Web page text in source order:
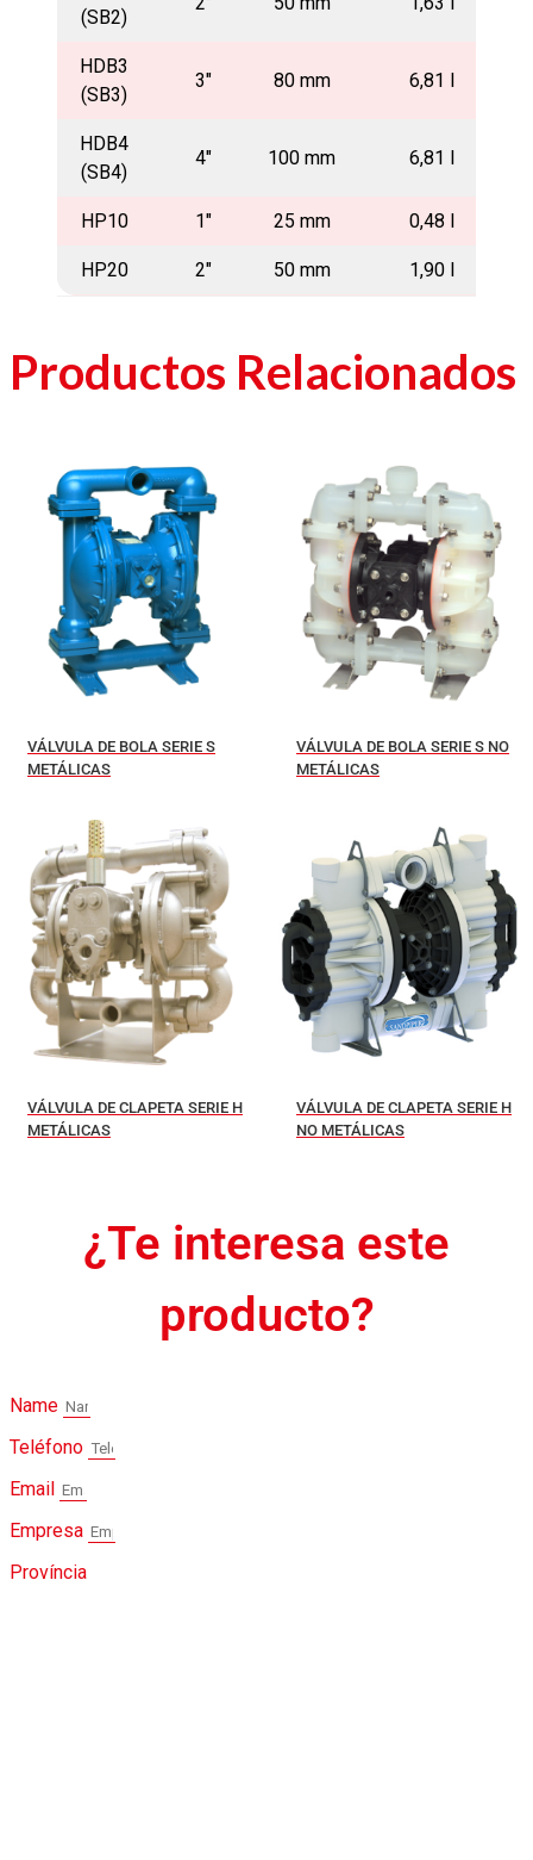
(SB2)
HDB3
(SB3)
3″ 80 mm 6,81 l
HDB4
(SB4)
4″ 100 mm 6,81 l
HP10 1″ 25 mm 0,48 l
HP20 2″ 50 mm 1,90 l
Productos Relacionados
VÁLVULA DE BOLA SERIE S
METÁLICAS
VÁLVULA DE BOLA SERIE S NO
METÁLICAS
VÁLVULA DE CLAPETA SERIE H
METÁLICAS
VÁLVULA DE CLAPETA SERIE H
NO METÁLICAS
¿Te interesa este
producto?
Name
Teléfono
Email
Empresa
Província